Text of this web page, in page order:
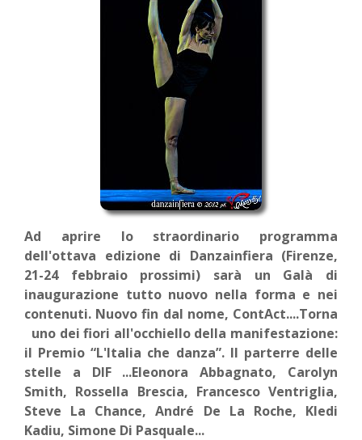
Ad aprire lo straordinario programma
dell'ottava edizione di Danzainfiera (Firenze,
21-24 febbraio prossimi) sarà un Galà di
inaugurazione tutto nuovo nella forma e nei
contenuti. Nuovo fin dal nome, ContAct....Torna
uno dei fiori all'occhiello della manifestazione:
il Premio “L'Italia che danza”. Il parterre delle
stelle a DIF ...Eleonora Abbagnato, Carolyn
Smith, Rossella Brescia, Francesco Ventriglia,
Steve La Chance, André De La Roche, Kledi
Kadiu, Simone Di Pasquale...